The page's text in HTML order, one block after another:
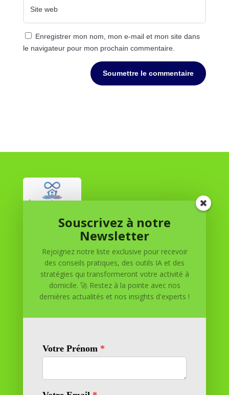
Enregistrer mon nom, mon e-mail et mon site dans
le navigateur pour mon prochain commentaire.
Soumettre le commentaire
Réussite à Domicile
Réussite à Domicile est votre partenaire de confiance
pour atteindre vos objectifs depuis le confort de votre
maison. Nous offrons des solutions personnalisées pour
vous aider à réussir.
11 rue Richelieu
69100 VILLEURBANNE
Souscrivez à notre
Newsletter
Rejoignez notre liste exclusive pour recevoir
des conseils pratiques, des outils IA et des
stratégies qui transformeront votre activité à
domicile. 🚀 Restez à la pointe avec nos
dernières actualités et nos insights d'experts !